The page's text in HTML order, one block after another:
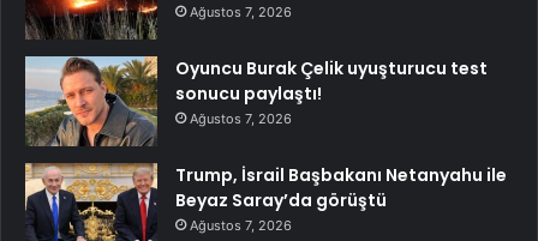
Ağustos 7, 2026
Oyuncu Burak Çelik uyuşturucu test
sonucu paylaştı!
Ağustos 7, 2026
Trump, İsrail Başbakanı Netanyahu ile
Beyaz Saray’da görüştü
Ağustos 7, 2026